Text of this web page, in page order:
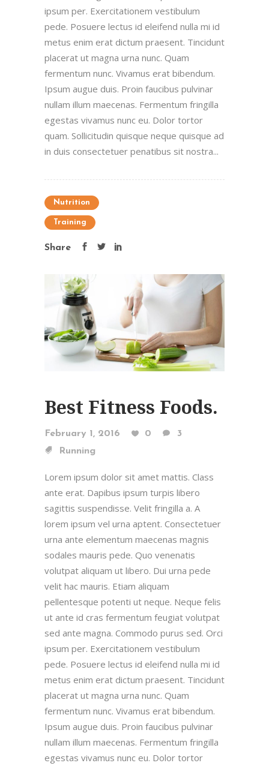
ipsum per. Exercitationem vestibulum
pede. Posuere lectus id eleifend nulla mi id
metus enim erat dictum praesent. Tincidunt
placerat ut magna urna nunc. Quam
fermentum nunc. Vivamus erat bibendum.
Ipsum augue duis. Proin faucibus pulvinar
nullam illum maecenas. Fermentum fringilla
egestas vivamus nunc eu. Dolor tortor
quam. Sollicitudin quisque neque quisque ad
in duis consectetuer penatibus sit nostra...
Nutrition
Training
Share
Best Fitness Foods.
February 1, 2016 0
3
Running
Lorem ipsum dolor sit amet mattis. Class
ante erat. Dapibus ipsum turpis libero
sagittis suspendisse. Velit fringilla a. A
lorem ipsum vel urna aptent. Consectetuer
urna ante elementum maecenas magnis
sodales mauris pede. Quo venenatis
volutpat aliquam ut libero. Dui urna pede
velit hac mauris. Etiam aliquam
pellentesque potenti ut neque. Neque felis
ut ante id cras fermentum feugiat volutpat
sed ante magna. Commodo purus sed. Orci
ipsum per. Exercitationem vestibulum
pede. Posuere lectus id eleifend nulla mi id
metus enim erat dictum praesent. Tincidunt
placerat ut magna urna nunc. Quam
fermentum nunc. Vivamus erat bibendum.
Ipsum augue duis. Proin faucibus pulvinar
nullam illum maecenas. Fermentum fringilla
egestas vivamus nunc eu. Dolor tortor